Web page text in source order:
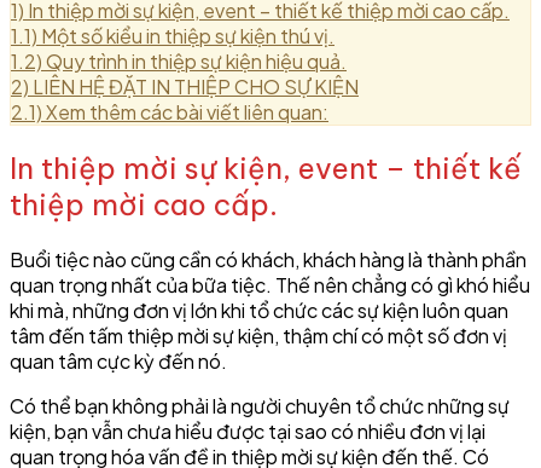
1) In thiệp mời sự kiện, event – thiết kế thiệp mời cao cấp.
1.1) Một số kiểu in thiệp sự kiện thú vị.
1.2)Quy trình in thiệp sự kiện hiệu quả.
2) LIÊN HỆ ĐẶT IN THIỆP CHO SỰ KIỆN
2.1)Xem thêm các bài viết liên quan:
In thiệp mời sự kiện, event – thiết kế
thiệp mời cao cấp.
Buổi tiệc nào cũng cần có khách, khách hàng là thành phần
quan trọng nhất của bữa tiệc. Thế nên chẳng có gì khó hiểu
khi mà, những đơn vị lớn khi tổ chức các sự kiện luôn quan
tâm đến tấm thiệp mời sự kiện, thậm chí có một số đơn vị
quan tâm cực kỳ đến nó.
Có thể bạn không phải là người chuyên tổ chức những sự
kiện, bạn vẫn chưa hiểu được tại sao có nhiều đơn vị lại
quan trọng hóa vấn đề in thiệp mời sự kiện đến thế. Có